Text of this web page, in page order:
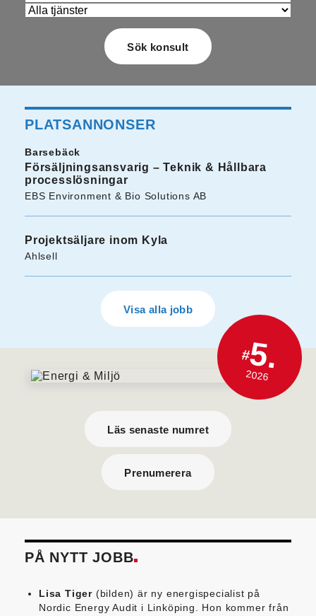
PLATSANNONSER
Barsebäck
Försäljningsansvarig – Teknik & Hållbara
processlösningar
EBS Environment & Bio Solutions AB
Projektsäljare inom Kyla
Ahlsell
Visa alla jobb
#5.
2026
Läs senaste numret
Prenumerera
PÅ NYTT JOBB
Lisa Tiger (bilden) är ny energispecialist på
Nordic Energy Audit i Linköping. Hon kommer från